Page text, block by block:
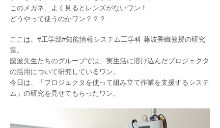
このメガネ、よく見るとレンズがないワン！
どうやって使うのかワン？？？
ここは、#工学部#知能情報システム工学科 藤波香織教授の研究
室。
藤波先生たちのグループでは、実生活に溶け込んだプロジェクタ
の活用について研究しているワン。
今日は、「プロジェクタを使って組み立て作業を支援するシステ
ム」の研究を見せてもらったワン。